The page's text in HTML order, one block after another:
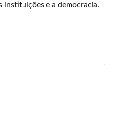
instituições e a democracia.